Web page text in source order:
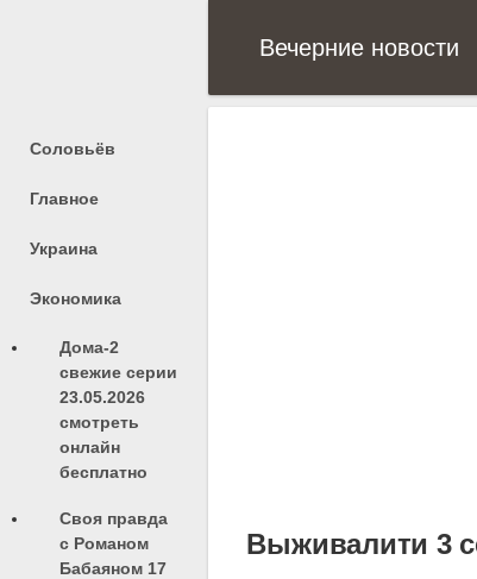
Вечерние новости
Соловьёв
Главное
Украина
Экономика
Дома-2
свежие серии
23.05.2026
смотреть
онлайн
бесплатно
Своя правда
с Романом
Бабаяном 17
Выживалити 3